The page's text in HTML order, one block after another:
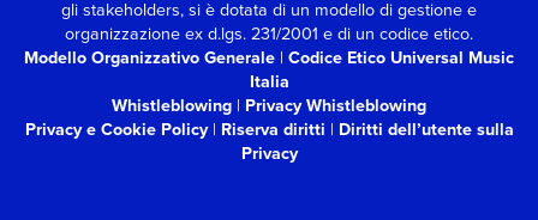
gli stakeholders,si è dotata di un modello di gestione e
organizzazione ex d.lgs. 231/2001 e di un codice etico.
Modello Organizzativo Generale | Codice Etico Universal Music
Italia
Whistleblowing | Privacy Whistleblowing
Privacy e Cookie Policy| Riserva diritti | Diritti dell’utente sulla
Privacy